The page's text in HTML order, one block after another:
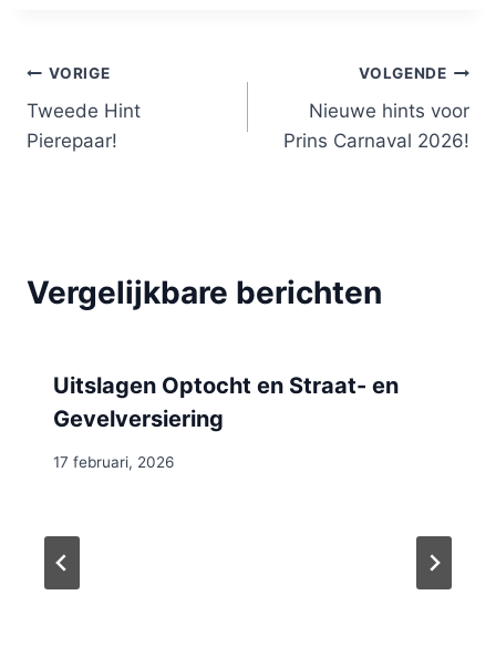
Bericht
navigatie
VORIGE
Tweede Hint
Pierepaar!
VOLGENDE
Nieuwe hints voor
Prins Carnaval 2026!
Vergelijkbare berichten
Uitslagen Optocht en Straat- en
Gevelversiering
17 februari, 2026